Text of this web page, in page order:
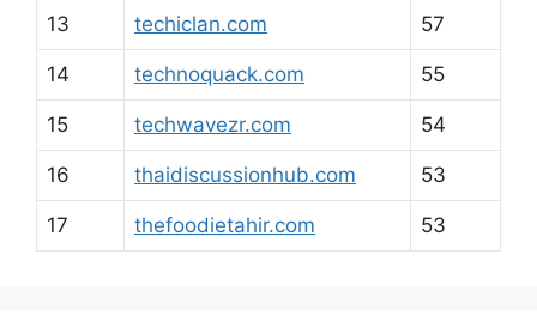
13 techiclan.com 57
14 technoquack.com 55
15 techwavezr.com 54
16 thaidiscussionhub.com 53
17 thefoodietahir.com 53